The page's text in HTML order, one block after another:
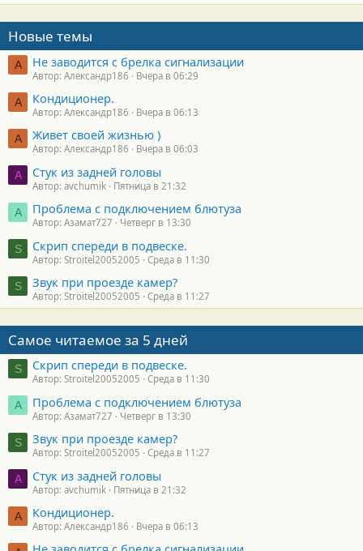
Новые темы
А Не заводится с брелка сигнализации
Автор: Александр186 Вчера в 06:29
А Кондиционер.
Автор: Александр186 Вчера в 06:13
А Живет своей жизнью )
Автор: Александр186 Вчера в 06:03
A Стук из задней головы
Автор: avchumik Пятница в 21:32
А Проблема с подключением блютуза
Автор: Азамат727 Четверг в 13:30
S Скрип спереди в подвеске.
Автор: Stroitel20052005 Среда в 11:30
S Звук при проезде камер?
Автор: Stroitel20052005 Среда в 11:27
Самое читаемое за 5 дней
S Скрип спереди в подвеске.
Автор: Stroitel20052005 Среда в 11:30
А Проблема с подключением блютуза
Автор: Азамат727 Четверг в 13:30
S Звук при проезде камер?
Автор: Stroitel20052005 Среда в 11:27
A Стук из задней головы
Автор: avchumik Пятница в 21:32
А Кондиционер.
Автор: Александр186 Вчера в 06:13